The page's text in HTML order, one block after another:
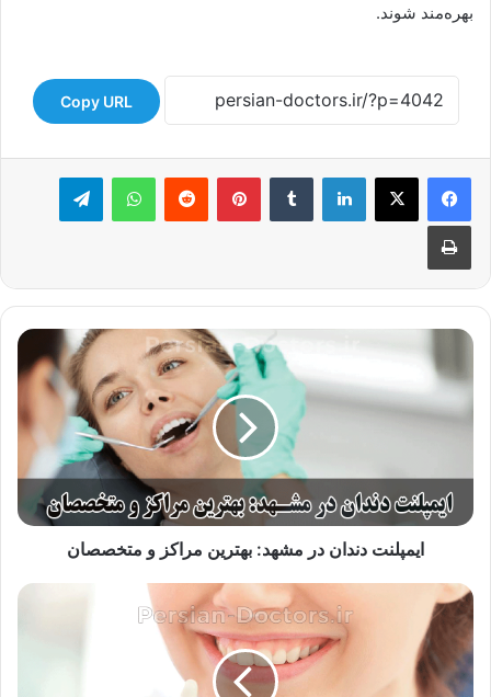
بهره‌مند شوند.
Copy URL
لینکدین ‫تامبلر ‫پین‌ترست‫رددیت واتس آپ تلگرام
چاپ
ایمپلنت
در
مشهد:
و
متخصصان
ایمپلنت دندان در مشهد: بهترین مراکز و متخصصان
بهترین
رنگ
کامپوزیت
دندان:
انتخابی